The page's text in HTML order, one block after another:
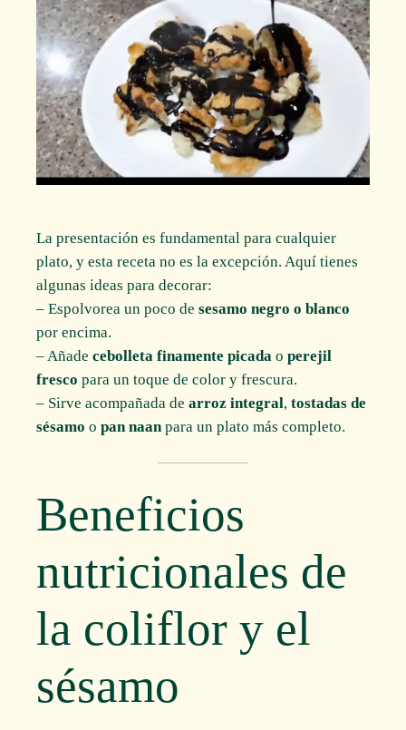
La presentación es fundamental para cualquier
plato, y esta receta no es la excepción. Aquí tienes
algunas ideas para decorar:
– Espolvorea un poco desesamo negro o blanco
por encima.
– Añadecebolleta finamente picada operejil
fresco para un toque de color y frescura.
– Sirve acompañada dearroz integral,tostadas de
sésamo opan naanpara un plato más completo.
Beneficios
nutricionales de
la coliflor y el
sésamo